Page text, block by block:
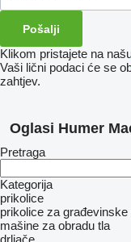
Klikom pristajete na
Vaši lični podaci će se
zahtjev.
Oglasi Humer
Pretraga
Kategorija
prikolice
prikolice za
mašine za obradu tla
drljače